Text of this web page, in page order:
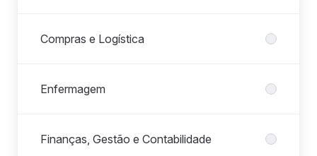
Compras e Logística
Enfermagem
Finanças, Gestão e Contabilidade